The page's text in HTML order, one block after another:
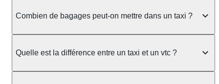
Combien de bagages peut-on mettre dans un taxi ?
taxi berline accueille en général jusqu'à 3 bagages
ou nombreux, précisez-le dans le champ "Message
Quelle est la différence entre un taxi et un vtc ?